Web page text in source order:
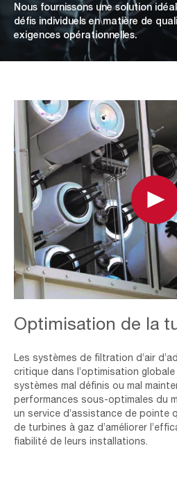
Nous fournissons une solution
défis individuels en matière de
exigences opérationnelles.
Agreement
Play
Optimisation de la
Les systèmes de filtration d’air
critique dans l’optimisation
systèmes mal définis ou mal
performances sous-optimales du
un service d’assistance de pointe
de turbines à gaz d’améliorer
fiabilité de leurs installations.